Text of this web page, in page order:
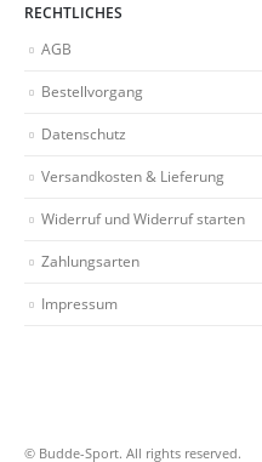
RECHTLICHES
AGB
Bestellvorgang
Datenschutz
Versandkosten & Lieferung
Widerruf und Widerruf starten
Zahlungsarten
Impressum
© Budde-Sport. All rights reserved.